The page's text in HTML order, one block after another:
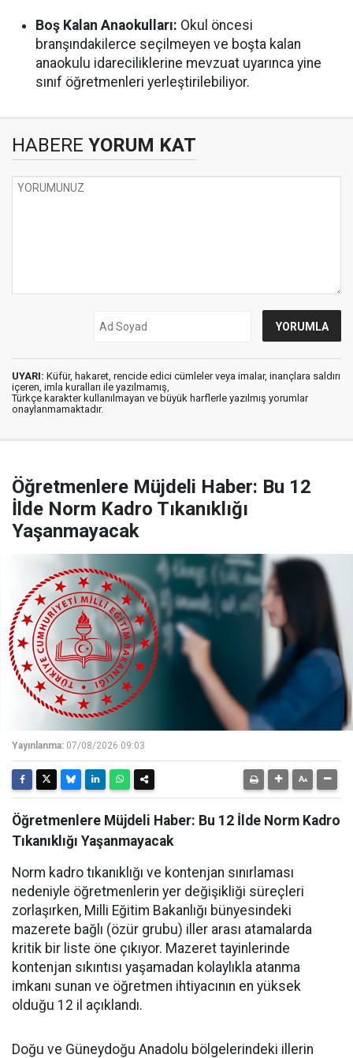
Boş Kalan Anaokulları: Okul öncesi
branşındakilerce seçilmeyen ve boşta kalan
anaokulu idareciliklerine mevzuat uyarınca yine
sınıf öğretmenleri yerleştirilebiliyor.
HABERE YORUM KAT
UYARI: Küfür, hakaret, rencide edici cümleler veya imalar, inançlara saldırı
içeren, imla kuralları ile yazılmamış,
Türkçe karakter kullanılmayan ve büyük harflerle yazılmış yorumlar
onaylanmamaktadır.
Öğretmenlere Müjdeli Haber: Bu 12
İlde Norm Kadro Tıkanıklığı
Yaşanmayacak
Yayınlanma: 07/08/2026 09:03
Öğretmenlere Müjdeli Haber: Bu 12 İlde Norm Kadro
Tıkanıklığı Yaşanmayacak
Norm kadro tıkanıklığı ve kontenjan sınırlaması
nedeniyle öğretmenlerin yer değişikliği süreçleri
zorlaşırken, Milli Eğitim Bakanlığı bünyesindeki
mazerete bağlı (özür grubu) iller arası atamalarda
kritik bir liste öne çıkıyor. Mazeret tayinlerinde
kontenjan sıkıntısı yaşamadan kolaylıkla atanma
imkanı sunan ve öğretmen ihtiyacının en yüksek
olduğu 12 il açıklandı.
Doğu ve Güneydoğu Anadolu bölgelerindeki illerin